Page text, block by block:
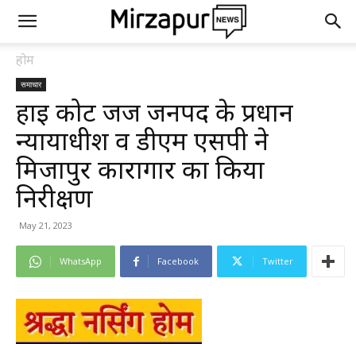
होम
समाचार
हाई कोर्ट जज जनपद के प्रधान
न्यायाधीश व डीएम एसपी ने
मिर्जापुर कारागार का किया
निरीक्षण
May 21, 2023
WhatsApp Facebook Twitter